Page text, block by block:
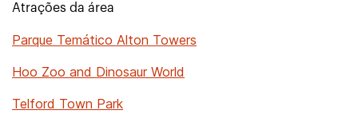
Atrações da área
Parque Temático Alton Towers
Hoo Zoo and Dinosaur World
Telford Town Park